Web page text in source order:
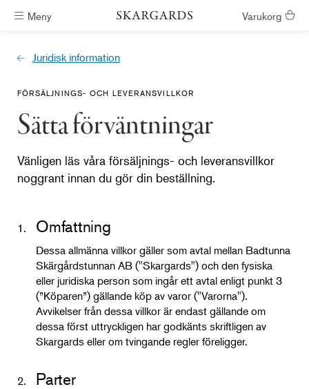
Meny Varukorg
Juridisk information
FÖRSÄLJNINGS- OCH LEVERANSVILLKOR
Sätta förväntningar
Vänligen läs våra försäljnings- och leveransvillkor
noggrant innan du gör din beställning.
1. Omfattning
Dessa allmänna villkor gäller som avtal mellan Badtunna
Skärgårdstunnan AB ("Skargards") och den fysiska
eller juridiska person som ingår ett avtal enligt punkt 3
(”Köparen”) gällande köp av varor ("Varorna").
Avvikelser från dessa villkor är endast gällande om
dessa först uttryckligen har godkänts skriftligen av
Skargards eller om tvingande regler föreligger.
2. Parter